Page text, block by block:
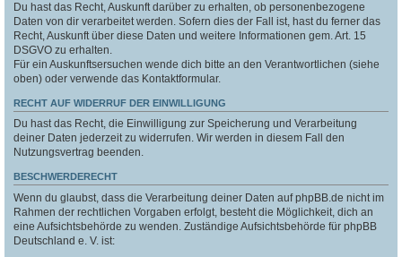
Du hast das Recht, Auskunft darüber zu erhalten, ob personenbezogene
Daten von dir verarbeitet werden. Sofern dies der Fall ist, hast du ferner das
Recht, Auskunft über diese Daten und weitere Informationen gem. Art. 15
DSGVO zu erhalten.
Für ein Auskunftsersuchen wende dich bitte an den Verantwortlichen (siehe
oben) oder verwende das Kontaktformular.
RECHT AUF WIDERRUF DER EINWILLIGUNG
Du hast das Recht, die Einwilligung zur Speicherung und Verarbeitung
deiner Daten jederzeit zu widerrufen. Wir werden in diesem Fall den
Nutzungsvertrag beenden.
BESCHWERDERECHT
Wenn du glaubst, dass die Verarbeitung deiner Daten auf phpBB.de nicht im
Rahmen der rechtlichen Vorgaben erfolgt, besteht die Möglichkeit, dich an
eine Aufsichtsbehörde zu wenden. Zuständige Aufsichtsbehörde für phpBB
Deutschland e. V. ist: